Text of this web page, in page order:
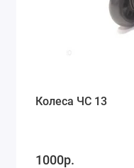
Колеса ЧС 13
1000р.